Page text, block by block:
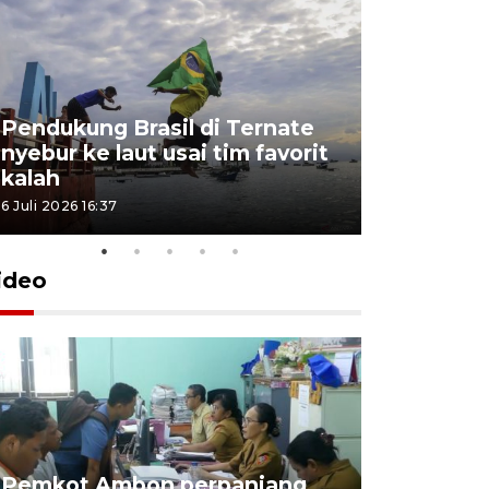
Pendukung Brasil di Ternate
nyebur ke laut usai tim favorit
kalah
6 Juli 2026 16:37